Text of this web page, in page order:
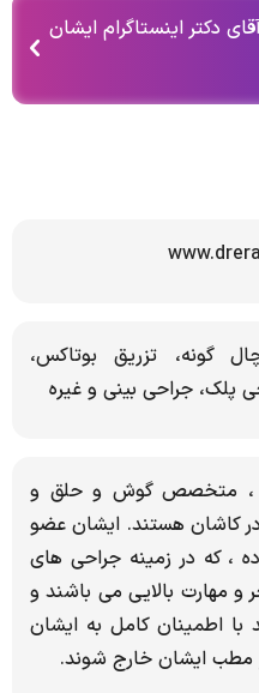
دکتر اینستاگرام ایشان
گونه، تزریق بوتاکس،
پلک، جراحی بینی و غیره
، متخصص گوش و حلق و
کاشان هستند. ایشان عضو
، که در زمینه جراحی های
و مهارت بالایی می باشند و
با اطمینان کامل به ایشان
مطب ایشان خارج شوند.